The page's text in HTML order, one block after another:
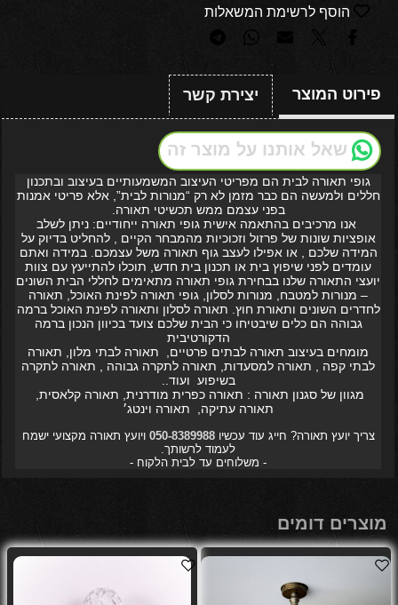
הוסף לרשימת המשאלות
פירוט המוצר יצירת קשר
שאל אותנו על מוצר זה
גופי תאורה לבית הם מפריטי העיצוב המשמעותיים בעיצוב ובתכנון
חללים ולמעשה הם כבר מזמן לא רק “מנורות לבית”, אלא פריטי אמנות
בפני עצמם ממש תכשיטי תאורה.
אנו מרכיבים בהתאמה אישית גופי תאורה ייחודיים: ניתן לשלב
אופציות שונות של פרזול וזכוכיות מהמבחר הקיים , להחליט בדיוק על
המידה שלכם , או אפילו לעצב גוף תאורה משל עצמכם. במידה ואתם
עומדים לפני שיפוץ בית או תכנון בית חדש, תוכלו להתייעץ עם צוות
יועצי התאורה שלנו בבחירת גופי תאורה מתאימים לחללי הבית השונים
– מנורות למטבח, מנורות לסלון, גופי תאורה לפינת האוכל, תאורה
לחדרים השונים ותאורת חוץ. תאורה לסלון ותאורה לפינת האוכל ברמה
גבוהה הם כלים שיבטיחו כי הבית שלכם צועד בכיוון הנכון ברמה
הדקורטיבית
מומחים בעיצוב תאורה לבתים פרטיים, תאורה לבתי מלון, תאורה
לבתי קפה , תאורה למסעדות, תאורה לתקרה גבוהה , תאורה לתקרה
בשיפוע ועוד..
מגוון של סגנון תאורה : תאורה כפרית מודרנית, תאורה קלאסית,
תאורה עתיקה, תאורה וינטג׳
צריך יועץ תאורה? חייג עוד עכשיו050-8389988 ויועץ תאורה מקצועי ישמח
לעמוד לרשותך.
- משלוחים עד לבית הלקוח -
מוצרים דומים